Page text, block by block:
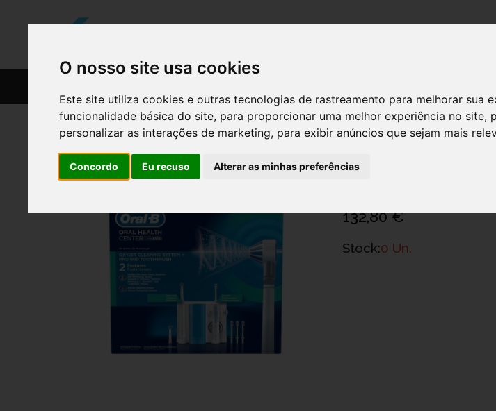
O nosso site usa cookies
Este site utiliza cookies e outras tecnologias de rastreamento para melhorar sua
funcionalidade básica do site, para proporcionar uma melhor experiência no site,
personalizar as interações de marketing, para exibir anúncios que sejam mais
Concordo Eu recuso Alterar as minhas preferências
Oral B Centro Dent
Ref.: 6222695
132,80 €
Stock:0 Un.